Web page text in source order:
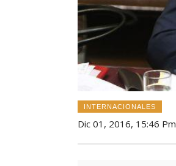
INTERNACIONALES
Dic 01, 2016, 15:46 Pm